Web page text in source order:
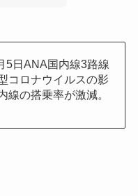
5日ANA国内線3路線
コロナウイルスの影
線の搭乗率が激減。